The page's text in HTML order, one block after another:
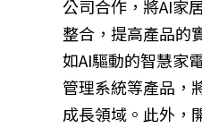
公司合作，將AI家
整合，提高產品的
如AI驅動的智慧家
管理系統等產品，
成長領域。此外，